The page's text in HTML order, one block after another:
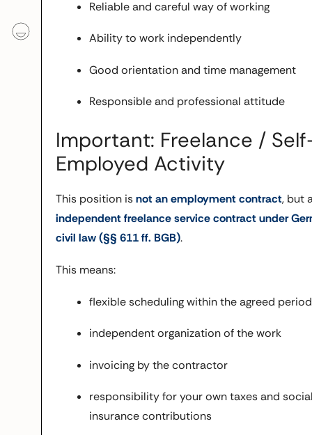
Reliable and careful way of working
Ability to work independently
Good orientation and time management
Responsible and professional attitude
Important: Freelance /
Employed Activity
This position isnot an employment contract, but
independent freelance service contract under
civil law (§§ 611 ff. BGB).
This means:
flexible scheduling within the agreed period
independent organization of the work
invoicing by the contractor
responsibility for your own taxes and
insurance contributions